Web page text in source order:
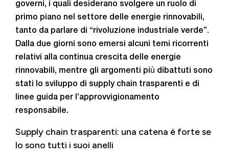
governi, i quali desiderano svolgere un ruolo di
primo piano nel settore delle energie rinnovabili,
tanto da parlare di “rivoluzione industriale verde”.
Dalla due giorni sono emersi alcuni temi ricorrenti
relativi alla continua crescita delle energie
rinnovabili, mentre gli argomenti più dibattuti sono
stati lo sviluppo di supply chain trasparenti e di
linee guida per l’approvvigionamento
responsabile.
Supply chain trasparenti: una catena è forte se
lo sono tutti i suoi anelli